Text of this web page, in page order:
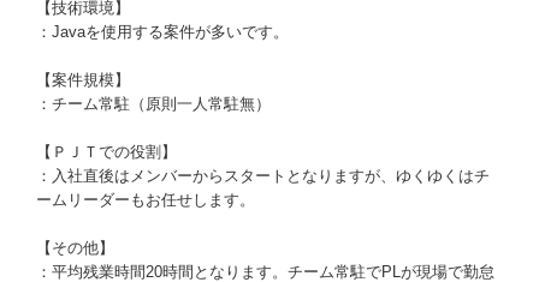
【技術環境】
：Javaを使用する案件が多いです。
【案件規模】
：チーム常駐（原則一人常駐無）
【ＰＪＴでの役割】
：入社直後はメンバーからスタートとなりますが、ゆくゆくはチ
ームリーダーもお任せします。
【その他】
：平均残業時間20時間となります。チーム常駐でPLが現場で勤怠